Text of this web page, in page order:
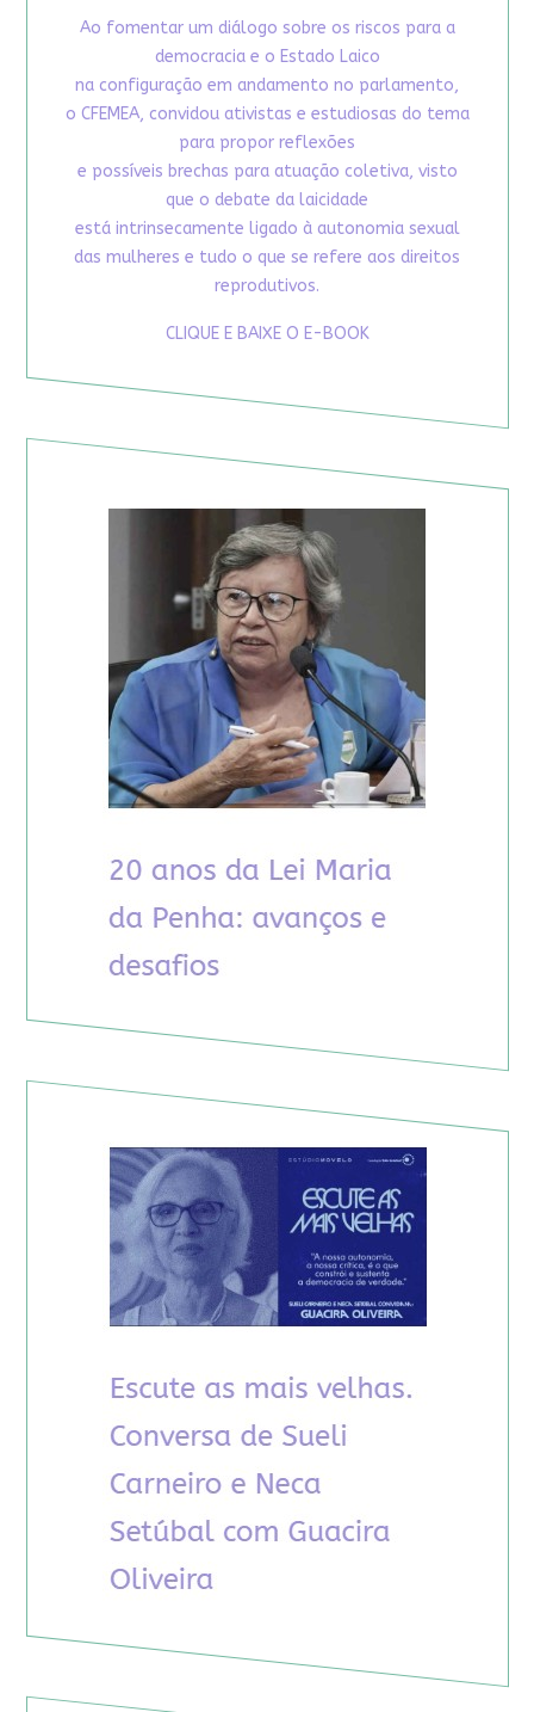
Ao fomentar um diálogo sobre os riscos para a
democracia e o Estado Laico
na configuração em andamento no parlamento,
o CFEMEA, convidou ativistas e estudiosas do tema
para propor reflexões
e possíveis brechas para atuação coletiva, visto
que o debate da laicidade
está intrinsecamente ligado à autonomia sexual
das mulheres e tudo o que se refere aos direitos
reprodutivos.
CLIQUE E BAIXE O E-BOOK